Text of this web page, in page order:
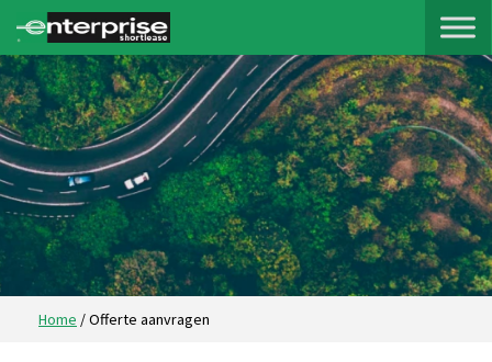
Home /Offerte aanvragen